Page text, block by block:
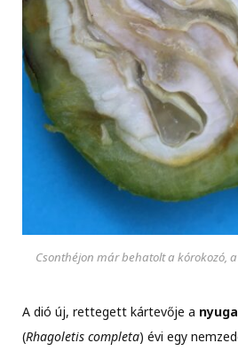
Csonthéjon már behatolt a kórokozó,
A dió új, rettegett kártevője a
(Rhagoletis completa) évi egy